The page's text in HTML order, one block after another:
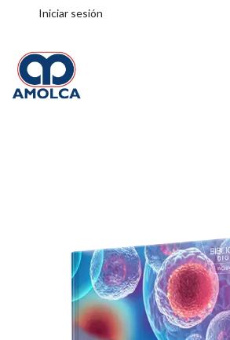
Iniciar sesión